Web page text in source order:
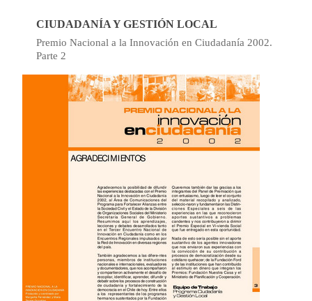
CIUDADANÍA Y GESTIÓN LOCAL
Premio Nacional a la Innovación en Ciudadanía 2002.
Parte 2